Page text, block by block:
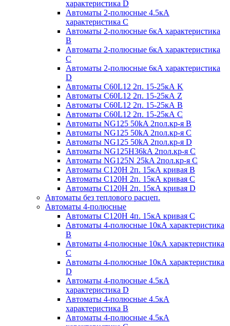
характеристика D
Автоматы 2-полюсные 4.5кА
характеристика С
Автоматы 2-полюсные 6кА характеристика
B
Автоматы 2-полюсные 6кА характеристика
C
Автоматы 2-полюсные 6кА характеристика
D
Автоматы C60L12 2п. 15-25кА K
Автоматы C60L12 2п. 15-25кА Z
Автоматы C60L12 2п. 15-25кА B
Автоматы C60L12 2п. 15-25кА C
Автоматы NG125 50kA 2пол.кр-я B
Автоматы NG125 50kA 2пол.кр-я C
Автоматы NG125 50kA 2пол.кр-я D
Автоматы NG125H36kA 2пол.кр-я C
Автоматы NG125N 25kA 2пол.кр-я C
Автоматы С120H 2п. 15кА кривая B
Автоматы С120H 2п. 15кА кривая C
Автоматы С120H 2п. 15кА кривая D
Автоматы без теплового расцеп.
Автоматы 4-полюсные
Автоматы С120H 4п. 15кА кривая C
Автоматы 4-полюсные 10кА характеристика
B
Автоматы 4-полюсные 10кА характеристика
C
Автоматы 4-полюсные 10кА характеристика
D
Автоматы 4-полюсные 4.5кА
характеристика D
Автоматы 4-полюсные 4.5кА
характеристика В
Автоматы 4-полюсные 4.5кА